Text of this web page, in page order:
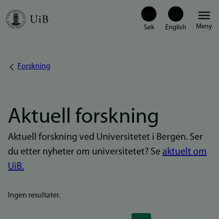
Hopp
Meny
Navigasjonssti
Forskning
Aktuell forskning
Aktuell forskning ved Universitetet i Bergen. Ser
du etter nyheter om universitetet? Se aktuelt om
UiB.
Ingen resultater.